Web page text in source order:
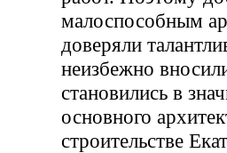
малоспособным
доверяли
неизбежно
становились в
основного
строительстве